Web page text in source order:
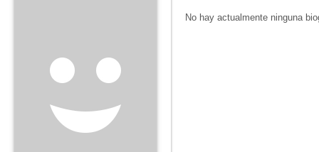
No hay actualmente ninguna